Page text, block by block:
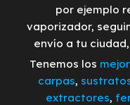
por ejemplo
vaporizador,
envío a tu
Tenemos los
carpas,
extractores,